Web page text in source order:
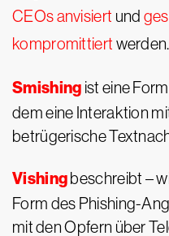
CEOs anvisiert und
kompromittiert werden.
Smishing ist eine
dem eine Interaktion
betrügerische
Vishing beschreibt –
Form des Phishing-
mit den Opfern über